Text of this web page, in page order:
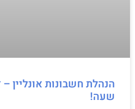
הנהלת חשבונות אונליין –
שעה!